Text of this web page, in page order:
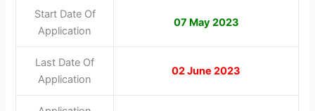
Start Date Of
Application
07 May 2023
Last Date Of
Application
02 June 2023